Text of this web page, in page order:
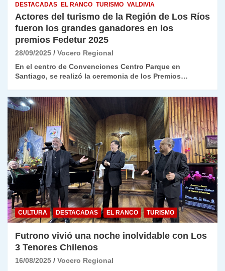
DESTACADAS EL RANCO TURISMO VALDIVIA
Actores del turismo de la Región de Los Ríos
fueron los grandes ganadores en los
premios Fedetur 2025
28/09/2025
Vocero Regional
En el centro de Convenciones Centro Parque en
Santiago, se realizó la ceremonia de los Premios…
CULTURA DESTACADAS EL RANCO TURISMO
Futrono vivió una noche inolvidable con Los
3 Tenores Chilenos
16/08/2025
Vocero Regional